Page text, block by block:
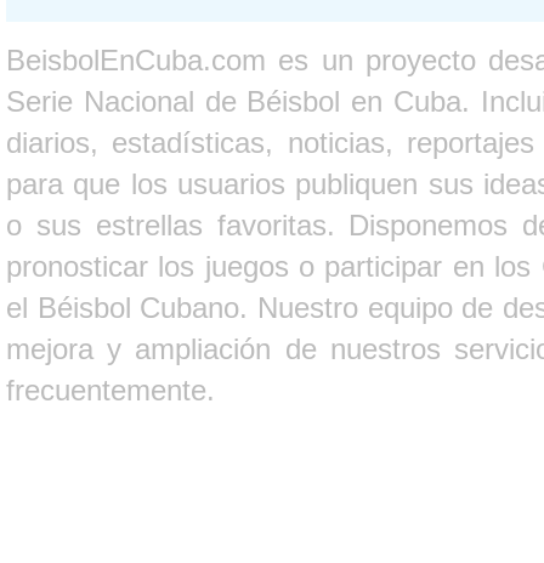
BeisbolEnCuba.com es un proyecto
Serie Nacional de Béisbol en Cuba.
diarios, estadísticas, noticias,
para que los usuarios publiquen sus
o sus estrellas favoritas. Disponemos
pronosticar los juegos o participar en
el Béisbol Cubano. Nuestro equipo de
mejora y ampliación de nuestros
frecuentemente.